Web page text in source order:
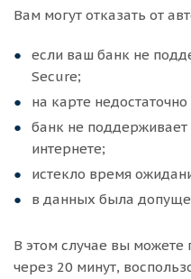
Вам могут отказать от
если ваш банк не
Secure;
на карте
банк не поддерживает
интернете;
истекло время
в данных была
В этом случае вы можете
через 20 минут,